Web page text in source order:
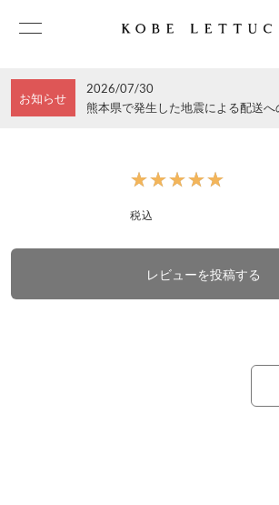
お知らせ
2026/07/30
熊本県で発生した地震による配送
★★★★★
★★★★★
税込
レビューを投稿する